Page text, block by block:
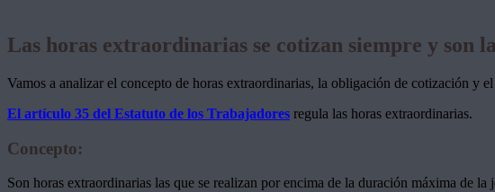
Las horas extraordinarias se cotizan siempre y
Vamos a analizar el concepto de horas extraordinarias, la obligación de cotización y
El artículo 35 del Estatuto de los Trabajadores regula las horas extraordinarias.
Concepto:
Son horas extraordinarias las que se realizan por encima de la duración máxima de